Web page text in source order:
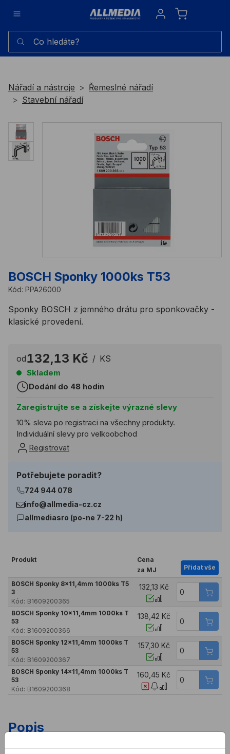
Sign in
Co hledáte?
Nářadí a nástroje
Řemeslné nářadí
Stavební nářadí
BOSCH Sponky 1000ks T53
Kód: PPA26000
Sponky BOSCH z jemného drátu pro sponkovačky -
klasické provedení.
od132,13 Kč / KS
Skladem
Dodání do 48 hodin
Zaregistrujte se a získejte výrazné slevy
10% sleva po registraci na všechny produkty.
Individuální slevy pro velkoobchod
Registrovat
Potřebujete poradit?
724 944 078
info@allmedia-cz.cz
allmediasro (po-ne 7-22 h)
Produkt
Cena
za MJ
Přidat vše
BOSCH Sponky 8x11,4mm 1000ks T5
3
Kód: B1609200365
132,13 Kč
BOSCH Sponky 10x11,4mm 1000ks T
53
Kód: B1609200366
138,42 Kč
BOSCH Sponky 12x11,4mm 1000ks T
53
Kód: B1609200367
157,30 Kč
BOSCH Sponky 14x11,4mm 1000ks T
53
Kód: B1609200368
160,45 Kč
Popis
Vlastnosti: